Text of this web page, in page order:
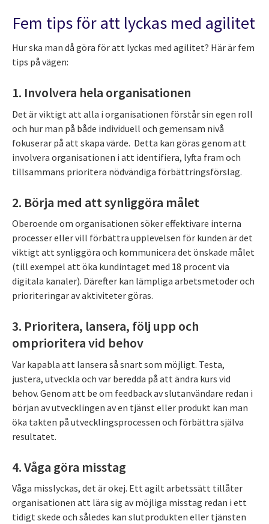
Fem tips för att lyckas med agilitet
Hur ska man då göra för att lyckas med agilitet? Här är fem
tips på vägen:
1. Involvera hela organisationen
Det är viktigt att alla i organisationen förstår sin egen roll
och hur man på både individuell och gemensam nivå
fokuserar på att skapa värde. Detta kan göras genom att
involvera organisationen i att identifiera, lyfta fram och
tillsammans prioritera nödvändiga förbättringsförslag.
2. Börja med att synliggöra målet
Oberoende om organisationen söker effektivare interna
processer eller vill förbättra upplevelsen för kunden är det
viktigt att synliggöra och kommunicera det önskade målet
(till exempel att öka kundintaget med 18 procent via
digitala kanaler). Därefter kan lämpliga arbetsmetoder och
prioriteringar av aktiviteter göras.
3. Prioritera, lansera, följ upp och
omprioritera vid behov
Var kapabla att lansera så snart som möjligt. Testa,
justera, utveckla och var beredda på att ändra kurs vid
behov. Genom att be om feedback av slutanvändare redan i
början av utvecklingen av en tjänst eller produkt kan man
öka takten på utvecklingsprocessen och förbättra själva
resultatet.
4. Våga göra misstag
Våga misslyckas, det är okej. Ett agilt arbetssätt tillåter
organisationen att lära sig av möjliga misstag redan i ett
tidigt skede och således kan slutprodukten eller tjänsten